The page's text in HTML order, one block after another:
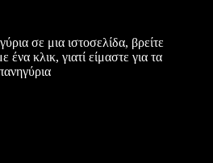
σε μια ιστοσελίδα, βρείτε
ένα κλικ, γιατί είμαστε για τα